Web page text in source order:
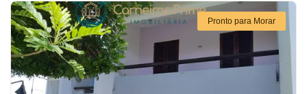
Pronto para Morar